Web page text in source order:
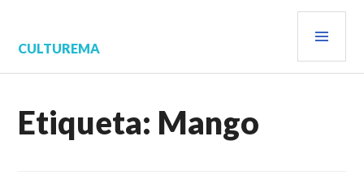
contenido.
CULTUREMA
Etiqueta: Mango